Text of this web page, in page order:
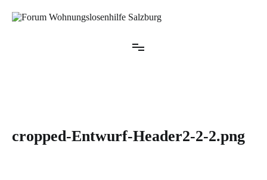
Inhalt
cropped-Entwurf-Header2-2-2.png